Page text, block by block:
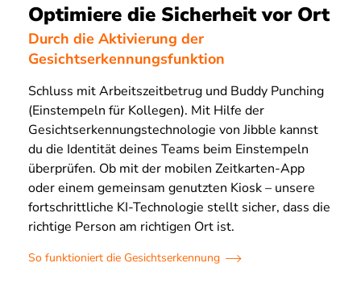
Optimiere die Sicherheit vor Ort
Durch die Aktivierung der
Gesichtserkennungsfunktion
Schluss mit Arbeitszeitbetrug und Buddy Punching
(Einstempeln für Kollegen). Mit Hilfe der
Gesichtserkennungstechnologie von Jibble kannst
du die Identität deines Teams beim Einstempeln
überprüfen. Ob mit der mobilen Zeitkarten-App
oder einem gemeinsam genutzten Kiosk – unsere
fortschrittliche KI-Technologie stellt sicher, dass die
richtige Person am richtigen Ort ist.
So funktioniert die Gesichtserkennung